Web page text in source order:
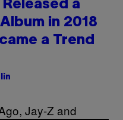
a
in 2018
a Trend